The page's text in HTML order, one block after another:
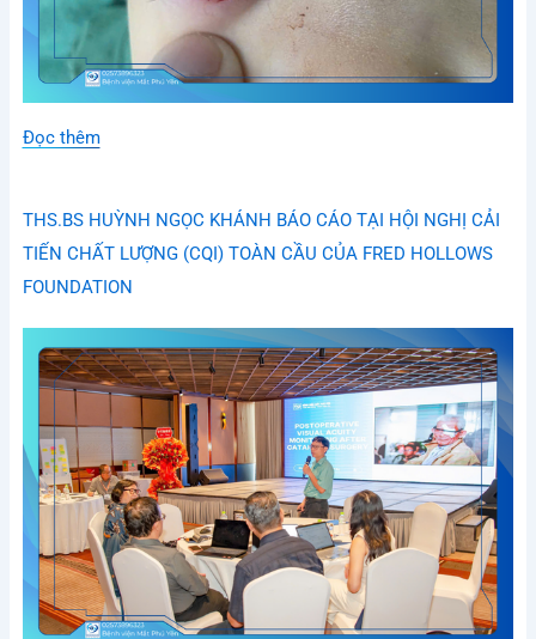
Đọc thêm
THS.BS HUỲNH NGỌC KHÁNH BÁO CÁO TẠI HỘI NGHỊ CẢI
TIẾN CHẤT LƯỢNG (CQI) TOÀN CẦU CỦA FRED HOLLOWS
FOUNDATION